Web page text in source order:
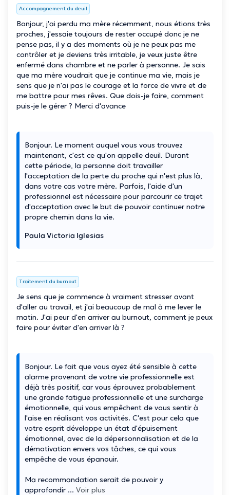
Accompagnement du deuil
Bonjour, j'ai perdu ma mère récemment, nous étions très
proches, j'essaie toujours de rester occupé donc je ne
pense pas, il y a des moments où je ne peux pas me
contrôler et je deviens très irritable, je veux juste être
enfermé dans chambre et ne parler à personne. Je sais
que ma mère voudrait que je continue ma vie, mais je
sens que je n'ai pas le courage et la force de vivre et de
me battre pour mes rêves. Que dois-je faire, comment
puis-je le gérer ? Merci d'avance
Bonjour. Le moment auquel vous vous trouvez
maintenant, c'est ce qu'on appelle deuil. Durant
cette période, la personne doit travailler
l'acceptation de la perte du proche qui n'est plus là,
dans votre cas votre mère. Parfois, l'aide d'un
professionnel est nécessaire pour parcourir ce trajet
d'acceptation avec le but de pouvoir continuer notre
propre chemin dans la vie.
Paula Victoria Iglesias
Traitement du burnout
Je sens que je commence à vraiment stresser avant
d'aller au travail, et j'ai beaucoup de mal à me lever le
matin. J'ai peur d'en arriver au burnout, comment je peux
faire pour éviter d'en arriver là ?
Bonjour. Le fait que vous ayez été sensible à cette
alarme provenant de votre vie professionnelle est
déjà très positif, car vous éprouvez probablement
une grande fatigue professionnelle et une surcharge
émotionnelle, qui vous empêchent de vous sentir à
l'aise en réalisant vos activités. C'est pour cela que
votre esprit développe un état d'épuisement
émotionnel, avec de la dépersonnalisation et de la
démotivation envers vos tâches, ce qui vous
empêche de vous épanouir.
Ma recommandation serait de pouvoir y
approfondir ... Voir plus